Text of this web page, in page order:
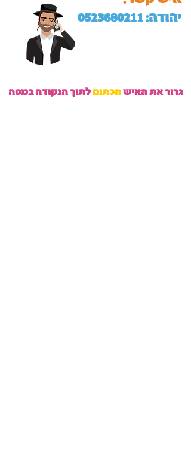
יהודה:0523680211
גרור את האישהכתוםלתוך הנקודה במפה